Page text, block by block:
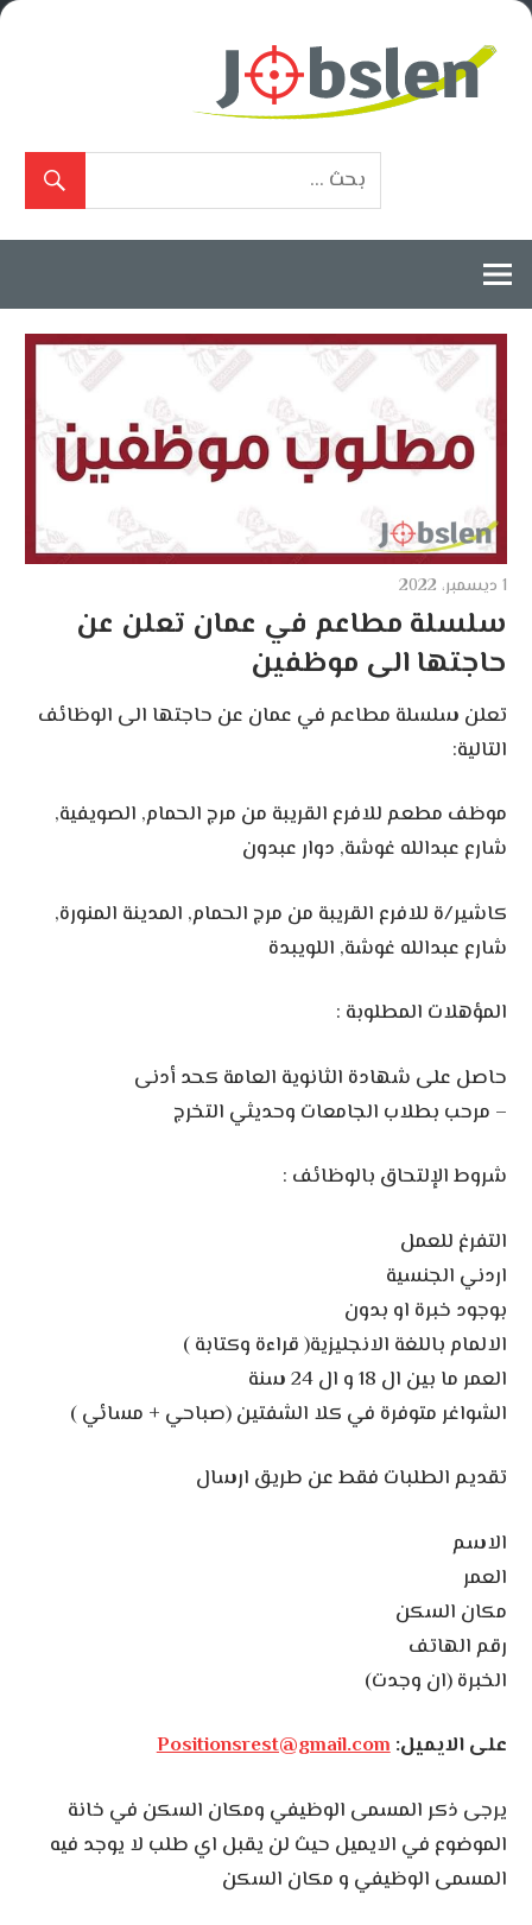
Skip
1 ديسمبر، 2022
سلسلة مطاعم في عمان تعلن عن
حاجتها الى موظفين
تعلن سلسلة مطاعم في عمان عن حاجتها الى الوظائف
التالية:
موظف مطعم للافرع القريبة من مرج الحمام, الصويفية,
شارع عبدالله غوشة, دوار عبدون
كاشير/ة للافرع القريبة من مرج الحمام, المدينة المنورة,
شارع عبدالله غوشة, اللويبدة
المؤهلات المطلوبة :
حاصل على شهادة الثانوية العامة كحد أدنى
– مرحب بطلاب الجامعات وحديثي التخرج
شروط الإلتحاق بالوظائف :
التفرغ للعمل
اردني الجنسية
بوجود خبرة او بدون
الالمام باللغة الانجليزية( قراءة وكتابة )
العمر ما بين ال 18 و ال 24 سنة
الشواغر متوفرة في كلا الشفتين (صباحي + مسائي )
تقديم الطلبات فقط عن طريق ارسال
الاسم
العمر
مكان السكن
رقم الهاتف
الخبرة (ان وجدت)
على الايميل:Positionsrest@gmail.com
يرجى ذكر المسمى الوظيفي ومكان السكن في خانة
الموضوع في الايميل حيث لن يقبل اي طلب لا يوجد فيه
المسمى الوظيفي و مكان السكن